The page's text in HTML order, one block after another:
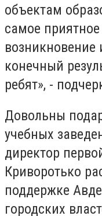
объектам
самое
возникновение
конечный
ребят», -
Довольны
учебных
директор
Криворотько
поддержке
городских